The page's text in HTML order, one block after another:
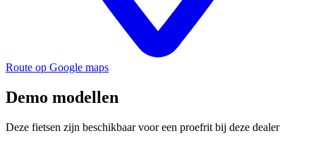
Route op Google maps
Demo modellen
Deze fietsen zijn beschikbaar voor een proefrit bij deze dealer